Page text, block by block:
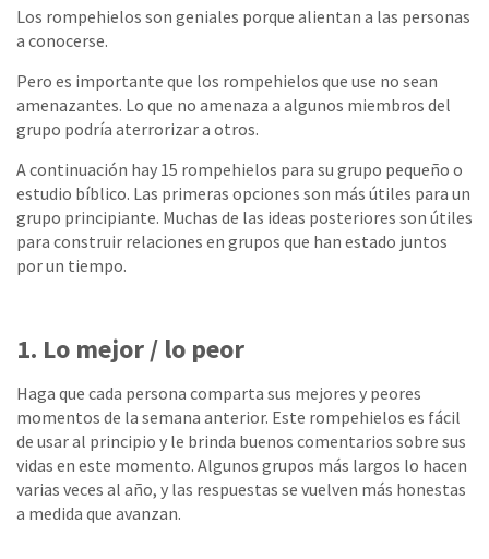
Los rompehielos son geniales porque alientan a las personas
a conocerse.
Pero es importante que los rompehielos que use no sean
amenazantes. Lo que no amenaza a algunos miembros del
grupo podría aterrorizar a otros.
A continuación hay 15 rompehielos para su grupo pequeño o
estudio bíblico. Las primeras opciones son más útiles para un
grupo principiante. Muchas de las ideas posteriores son útiles
para construir relaciones en grupos que han estado juntos
por un tiempo.
1. Lo mejor / lo peor
Haga que cada persona comparta sus mejores y peores
momentos de la semana anterior. Este rompehielos es fácil
de usar al principio y le brinda buenos comentarios sobre sus
vidas en este momento. Algunos grupos más largos lo hacen
varias veces al año, y las respuestas se vuelven más honestas
a medida que avanzan.